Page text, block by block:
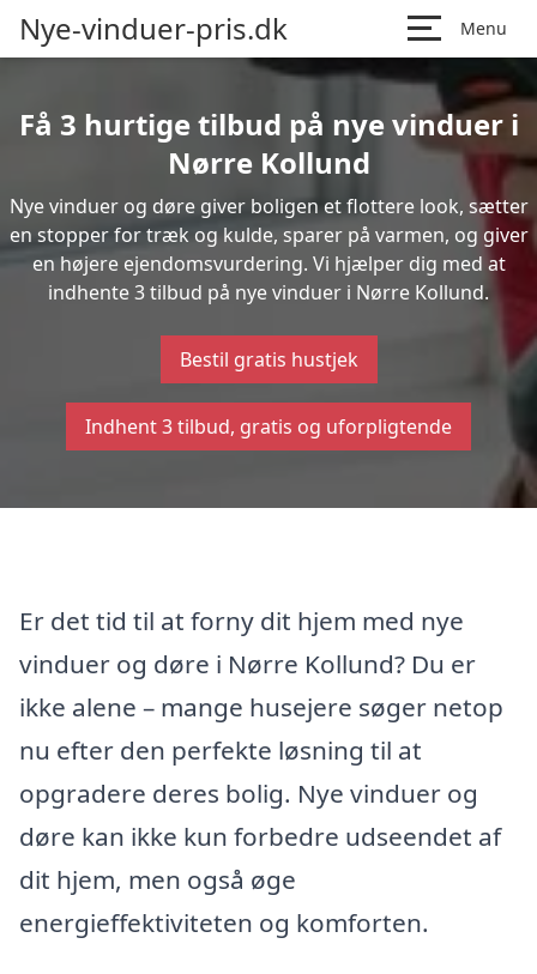
Nye-vinduer-pris.dk Menu
Få 3 hurtige tilbud på nye vinduer i
Nørre Kollund
Nye vinduer og døre giver boligen et flottere look, sætter
en stopper for træk og kulde, sparer på varmen, og giver
en højere ejendomsvurdering. Vi hjælper dig med at
indhente 3 tilbud på nye vinduer i Nørre Kollund.
Bestil gratis hustjek
Indhent 3 tilbud, gratis og uforpligtende
Er det tid til at forny dit hjem med nye
vinduer og døre i Nørre Kollund? Du er
ikke alene – mange husejere søger netop
nu efter den perfekte løsning til at
opgradere deres bolig. Nye vinduer og
døre kan ikke kun forbedre udseendet af
dit hjem, men også øge
energieffektiviteten og komforten.